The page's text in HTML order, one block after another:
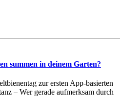
summen in deinem Garten?
zur ersten App-basierten
– Wer gerade aufmerksam durch